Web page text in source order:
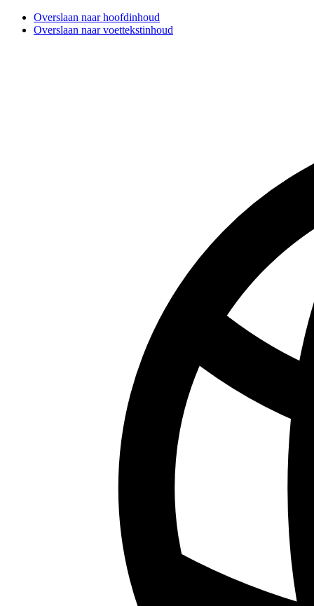
Overslaan naar hoofdinhoud
Overslaan naar voettekstinhoud